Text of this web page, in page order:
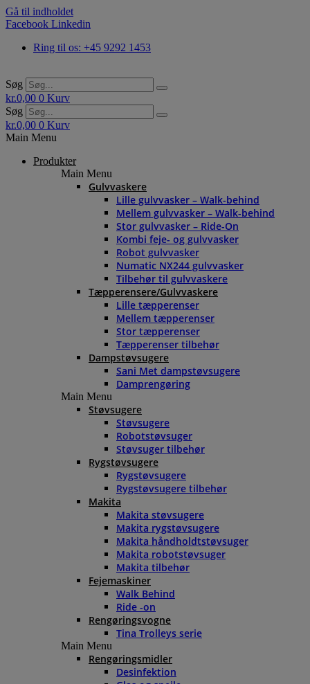
Gå til indholdet
Facebook Linkedin
Ring til os: +45 9292 1453
Søg
kr.0,00 0 Kurv
Søg
kr.0,00 0 Kurv
Main Menu
Produkter
Main Menu
Gulvvaskere
Lille gulvvasker – Walk-behind
Mellem gulvvasker – Walk-behind
Stor gulvvasker – Ride-On
Kombi feje- og gulvvasker
Robot gulvvasker
Numatic NX244 gulvvasker
Tilbehør til gulvvaskere
Tæpperensere/Gulvvaskere
Lille tæpperenser
Mellem tæpperenser
Stor tæpperenser
Tæpperenser tilbehør
Dampstøvsugere
Sani Met dampstøvsugere
Damprengøring
Main Menu
Støvsugere
Støvsugere
Robotstøvsuger
Støvsuger tilbehør
Rygstøvsugere
Rygstøvsugere
Rygstøvsugere tilbehør
Makita
Makita støvsugere
Makita rygstøvsugere
Makita håndholdtstøvsuger
Makita robotstøvsuger
Makita tilbehør
Fejemaskiner
Walk Behind
Ride -on
Rengøringsvogne
Tina Trolleys serie
Main Menu
Rengøringsmidler
Desinfektion